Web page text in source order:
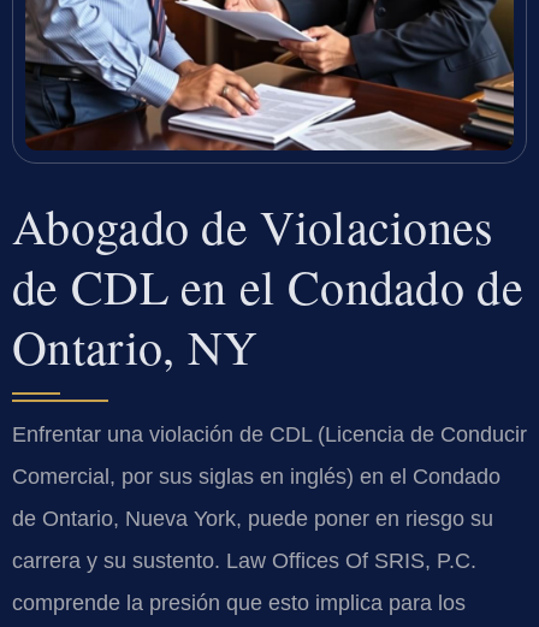
Abogado de Violaciones
de CDL en el Condado de
Ontario, NY
Enfrentar una violación de CDL (Licencia de Conducir
Comercial, por sus siglas en inglés) en el Condado
de Ontario, Nueva York, puede poner en riesgo su
carrera y su sustento. Law Offices Of SRIS, P.C.
comprende la presión que esto implica para los